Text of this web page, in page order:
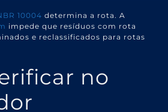
10004 determina a rota. A
impede que resíduos com rota
e reclassificados para rotas
no